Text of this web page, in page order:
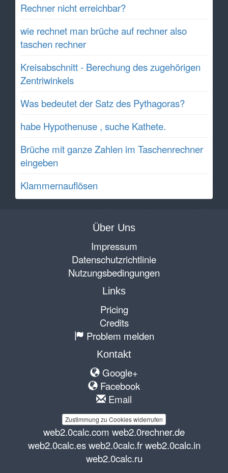
Rechner nicht erreichbar?
wie rechnet man brüche auf rechner also
taschen rechner
Kreisabschnitt - Berechung des zugehörigen
Zentriwinkels
Was bedeutet der Satz des Pythagoras?
habe Hypothenuse , suche Kathete.
Brüche mit ganze Zahlen im Taschenrechner
eingeben
Klammernauflösen
Über Uns
Impressum
Datenschutzrichtlinie
Nutzungsbedingungen
Links
Pricing
Credits
Problem melden
Kontakt
Google+
Facebook
Email
Zustimmung zu Cookies widerrufen
web2.0calc.com web2.0rechner.de
web2.0calc.es web2.0calc.fr web2.0calc.in
web2.0calc.ru